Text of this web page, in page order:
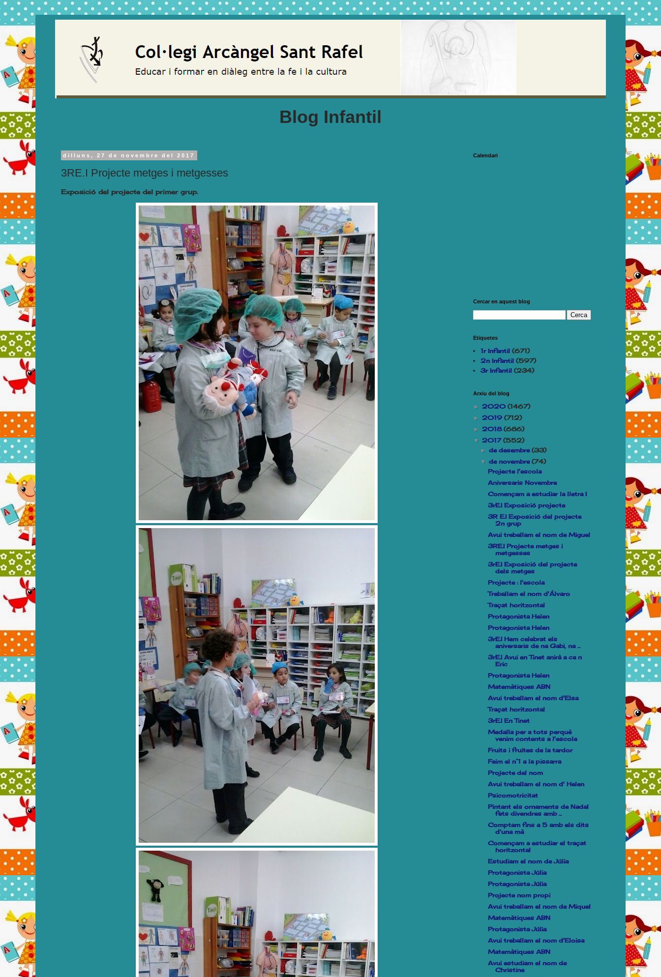
Blog Infantil
dilluns, 27 de novembre del 2017
3RE.I Projecte metges i metgesses
Exposició del projecte del primer grup.
Calendari
Cercar en aquest blog
Etiquetes
1r Infantil (671)
2n Infantil (597)
3r Infantil (234)
Arxiu del blog
► 2020 (1467)
► 2019 (712)
► 2018 (686)
▼ 2017 (552)
►de desembre(33)
▼de novembre(74)
Projecte l'escola
Aniversaris Novembre
Començam a estudiar la lletra I
3rE.I Exposició projecte
3R E.I Exposició del projecte
2n grup
Avui treballam el nom de Miguel
3RE.I Projecte metges i
metgesses
3rE.I Exposició del projecte
dels metges
Projecte : l'escola
Treballam el nom d'Álvaro
Traçat horitzontal
Protagonista Helen
Protagonista Helen
3rE.I Hem celebrat els
aniversaris de na Gabi, na ...
3rE.I Avui en Tinet anirà a ca n
Eric
Protagonista Helen
Matemàtiques ABN
Avui treballam el nom d'Elsa
Traçat horitzontal
3rE.I En Tinet
Medalla per a tots perquè
venim contents a l'escola
Fruits i fruites de la tardor
Feim el n°1 a la pissarra
Projecte del nom
Avui treballam el nom d' Helen
Psicomotricitat
Pintant els ornaments de Nadal
fets divendres amb ...
Comptam fins a 5 amb els dits
d'una mà
Començam a estudiar el traçat
horitzontal
Estudiam el nom de Júlia
Protagonista Júlia
Protagonista Júlia
Projecte nom propi
Avui treballam el nom de Miquel
Matemàtiques ABN
Protagonista Júlia
Avui treballam el nom d'Eloisa
Matemàtiques ABN
Avui estudiam el nom de
Christine